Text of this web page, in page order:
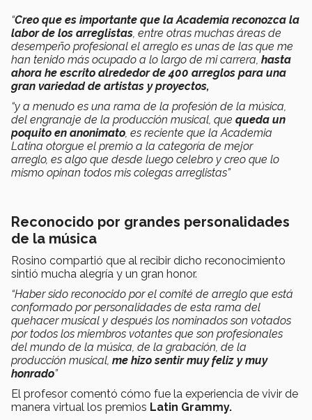
“Creo que es importante que la Academia reconozca la
labor de los arreglistas, entre otras muchas áreas de
desempeño profesional el arreglo es unas de las que me
han tenido más ocupado a lo largo de mi carrera, hasta
ahora he escrito alrededor de 400 arreglos para una
gran variedad de artistas y proyectos,
“y a menudo es una rama de la profesión de la música,
del engranaje de la producción musical, que queda un
poquito en anonimato, es reciente que la Academia
Latina otorgue el premio a la categoría de mejor
arreglo, es algo que desde luego celebro y creo que lo
mismo opinan todos mis colegas arreglistas”
Reconocido por grandes personalidades
de la música
Rosino compartió que al recibir dicho reconocimiento
sintió mucha alegría y un gran honor.
“Haber sido reconocido por el comité de arreglo que está
conformado por personalidades de esta rama del
quehacer musical y después los nominados son votados
por todos los miembros votantes que son profesionales
del mundo de la música, de la grabación, de la
producción musical, me hizo sentir muy feliz y muy
honrado”
El profesor comentó cómo fue la experiencia de vivir de
manera virtual los premios Latin Grammy.